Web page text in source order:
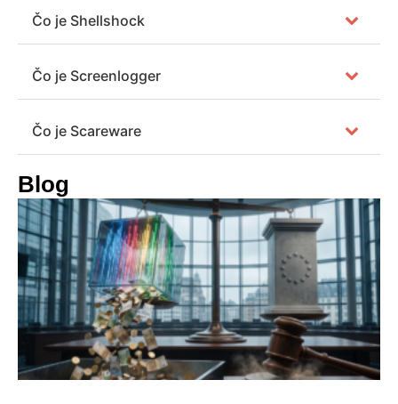
Čo je Shellshock
Čo je Screenlogger
Čo je Scareware
Blog